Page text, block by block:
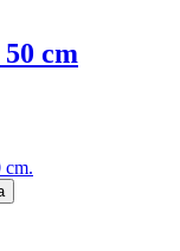
cm
cm.